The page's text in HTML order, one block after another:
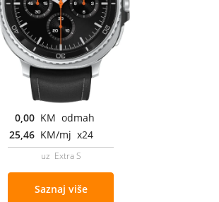
0,00 KM odmah
25,46 KM/mj x24
uz Extra S
Saznaj više